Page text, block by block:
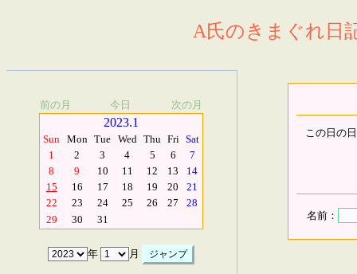
A氏のきまぐれ日
前の月 今日 次の月
2023.1
Sun Mon Tue Wed Thu Fri Sat
1
2 3 4 5 6
7
8
9 10 11 12 13
14
15
16 17 18 19 20
21
22
23 24 25 26 27
28
29
30 31
年 月
この日の
名前：